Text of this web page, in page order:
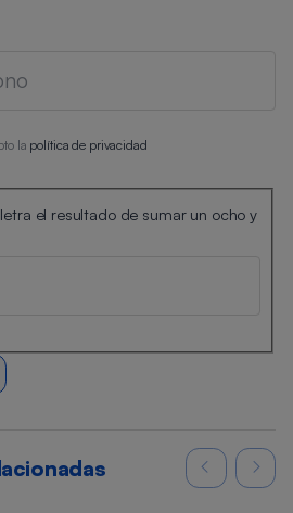
la política de privacidad
el resultado de sumar un ocho y